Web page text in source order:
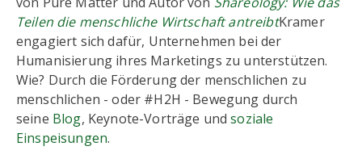
Teilen die menschliche Wirtschaft antreibtKramer
engagiert sich dafür, Unternehmen bei der
Humanisierung ihres Marketings zu unterstützen.
Wie? Durch die Förderung der menschlichen zu
menschlichen - oder #H2H - Bewegung durch
seine Blog, Keynote-Vorträge undsoziale
Einspeisungen.